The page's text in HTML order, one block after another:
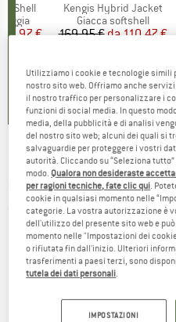
Shell
ridotto
€
Articolo
Kengis Hybrid Jacket
Gruppo di prodotti
Giacca softshell
Prezzo
169,95 € Prezzo
da 110,47 €
0,0(0)
2117 OF SWEDEN -
Giacca softshell
(0)
Utilizziamo i cookie e tecnologie simili
nostro sito web. Offriamo anche
il nostro traffico per personalizzare i
funzioni di social media. In questo
media, della pubblicità e di analisi
del nostro sito web; alcuni dei quali si
salvaguardie per proteggere i vostri
autorità. Cliccando su “Seleziona
modo. Qualora non desideraste
per ragioni tecniche, fate clic qui .
cookie in qualsiasi momento nelle
categorie. La vostra autorizzazione è
dell'utilizzo del presente sito web e
momento nelle "Impostazioni dei
o rifiutata fin dall'inizio. Ulteriori
trasferimenti a paesi terzi, sono
tutela dei dati personali
IMPOSTAZIONI